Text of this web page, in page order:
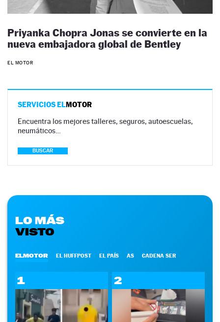
Priyanka Chopra Jonas se convierte en la
nueva embajadora global de Bentley
EL MOTOR
SERVICIOS ELMOTOR
Encuentra los mejores talleres, seguros, autoescuelas,
neumáticos…
BUSCAR
LO MÁS
VISTO
ELMOTOR EL HUFFPOST EL PAÍS AS CADENA SER
1 2